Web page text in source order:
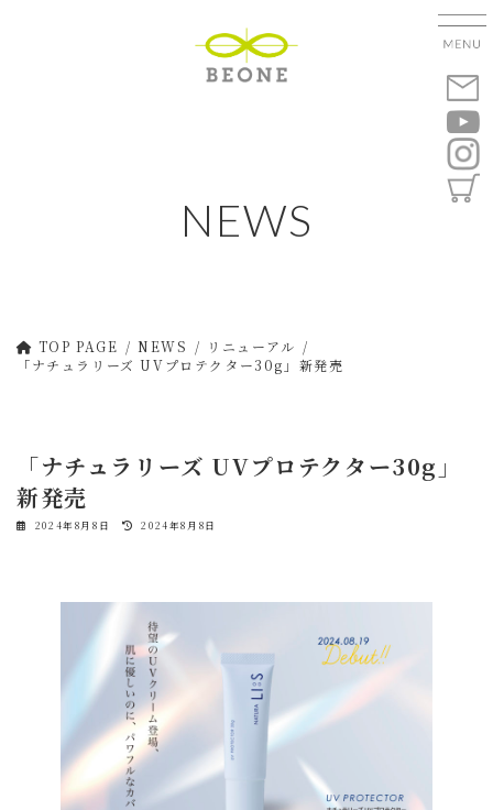
NEWS
TOP PAGE NEWS
リニューアル
「ナチュラリーズ UVプロテクター30g」新発売
「ナチュラリーズ UVプロテクター30g」
新発売
2024年8月8日
最
2024年8月8日